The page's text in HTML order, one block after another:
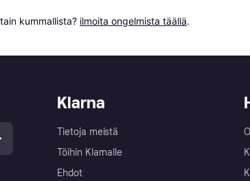
kummallista? ilmoita ongelmista täällä.
Klarna
Tietoja meistä
Töihin Klarnalle
Ehdot